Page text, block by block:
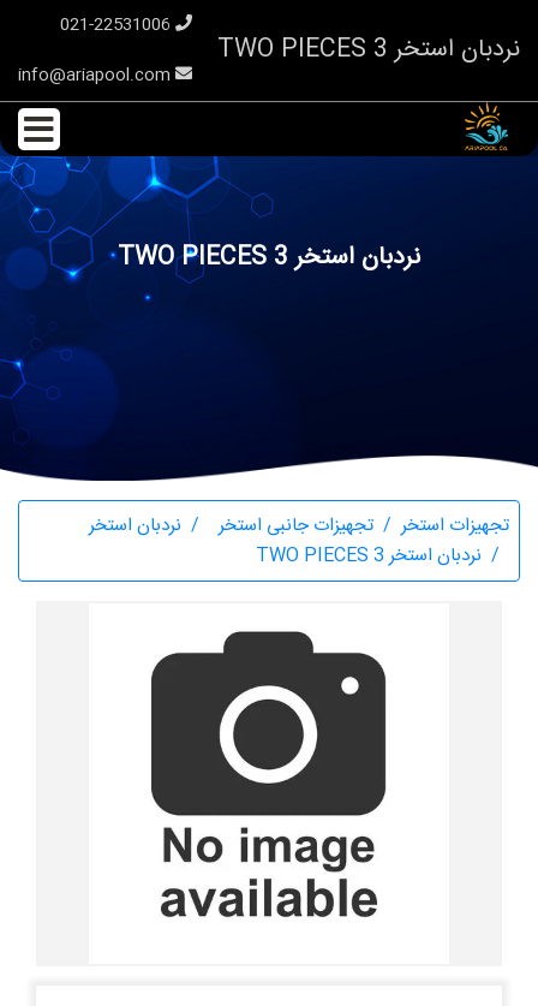
نردبان استخر TWO PIECES 3
نردبان استخر TWO PIECES 3
تجهیزات استخر تجهیزات جانبی استخر
نردبان استخر
نردبان استخر TWO PIECES 3